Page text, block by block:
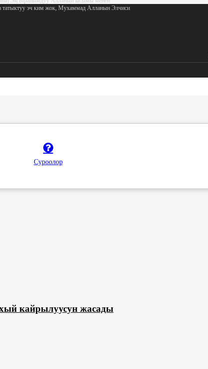
татыктуу эч ким жок, Мухаммад Алланын Элчиси
Суроолор
кайрылуусун жасады